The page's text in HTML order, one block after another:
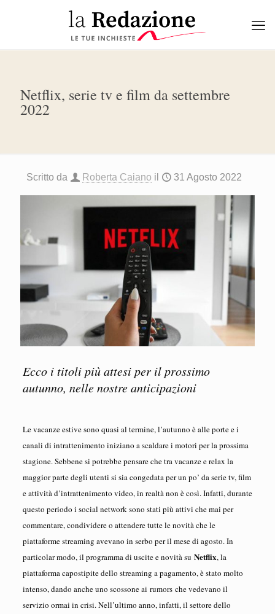
Netflix, serie tv e film da settembre
2022
Scritto da Roberta Caiano il 31 Agosto 2022
Ecco i titoli più attesi per il prossimo
autunno, nelle nostre anticipazioni
Le vacanze estive sono quasi al termine, l’autunno è alle porte e i
canali di intrattenimento iniziano a scaldare i motori per la prossima
stagione. Sebbene si potrebbe pensare che tra vacanze e relax la
maggior parte degli utenti si sia congedata per un po’ da serie tv, film
e attività d’intrattenimento video, in realtà non è così. Infatti, durante
questo periodo i social network sono stati più attivi che mai per
commentare, condividere o attendere tutte le novità che le
piattaforme streaming avevano in serbo per il mese di agosto. In
particolar modo, il programma di uscite e novità su Netflix, la
piattaforma capostipite dello streaming a pagamento, è stato molto
intenso, dando anche uno scossone ai rumors che vedevano il
servizio ormai in crisi. Nell’ultimo anno, infatti, il settore dello